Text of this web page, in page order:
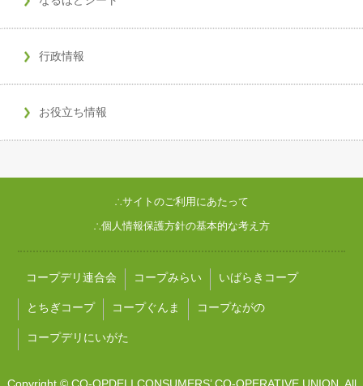
行政情報
お役立ち情報
∴サイトのご利用にあたって
∴個人情報保護方針の基本的な考え方
コープデリ連合会 コープみらい いばらきコープ
とちぎコープ コープぐんま コープながの
コープデリにいがた